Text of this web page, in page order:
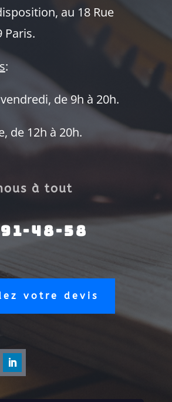
au 18 Rue
Paris.
:
de 9h à 20h.
de 12h à 20h.
à tout
48-58
votre devis